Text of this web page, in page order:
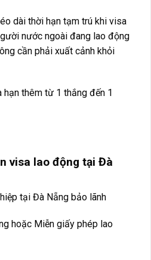
dài thời hạn tạm trú khi visa
nước ngoài đang lao động
cần phải xuất cảnh khỏi
thêm từ 1 thắng đến 1
visa lao động tại Đà
tại Đà Nẵng bảo lãnh
hoặc Miễn giấy phép lao